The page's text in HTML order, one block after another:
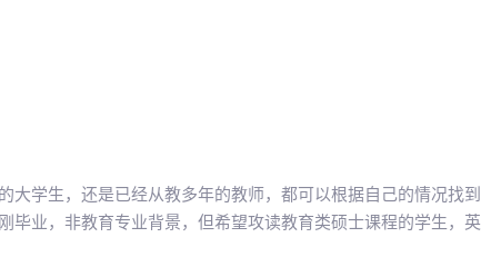
大学生，还是已经从教多年的教师，都可以根据自己的情况找到
毕业，非教育专业背景，但希望攻读教育类硕士课程的学生，英